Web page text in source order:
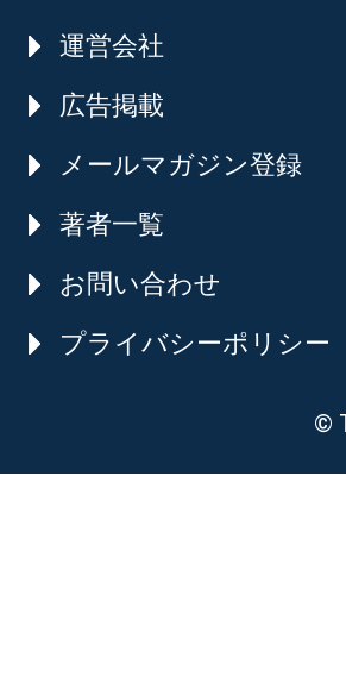
運営会社
広告掲載
メールマガジン登録
著者一覧
お問い合わせ
プライバシーポリシー
©